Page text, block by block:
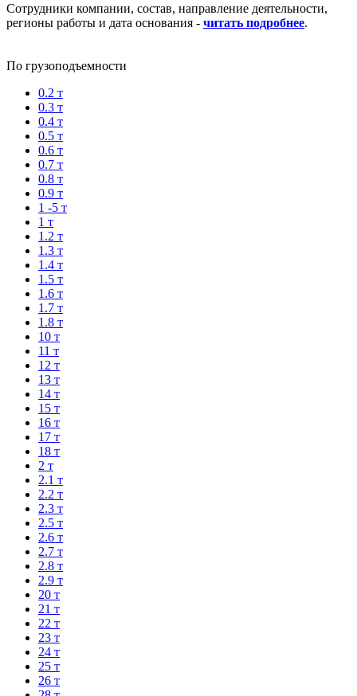
Сотрудники компании, состав, направление деятельности,
регионы работы и дата основания - читать подробнее.
По грузоподъемности
0.2 т
0.3 т
0.4 т
0.5 т
0.6 т
0.7 т
0.8 т
0.9 т
1 -5 т
1 т
1.2 т
1.3 т
1.4 т
1.5 т
1.6 т
1.7 т
1.8 т
10 т
11 т
12 т
13 т
14 т
15 т
16 т
17 т
18 т
2 т
2.1 т
2.2 т
2.3 т
2.5 т
2.6 т
2.7 т
2.8 т
2.9 т
20 т
21 т
22 т
23 т
24 т
25 т
26 т